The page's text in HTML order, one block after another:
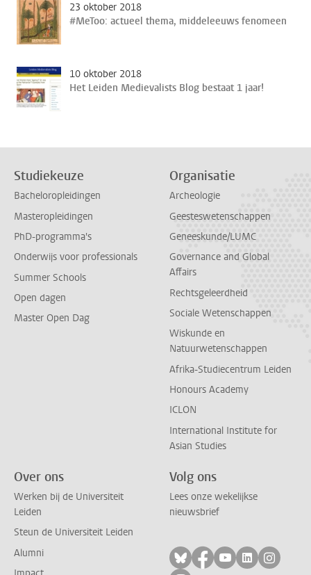
23 oktober 2018
#MeToo: actueel thema, middeleeuws fenomeen
10 oktober 2018
Het Leiden Medievalists Blog bestaat 1 jaar!
Studiekeuze
Bacheloropleidingen
Masteropleidingen
PhD-programma's
Onderwijs voor professionals
Summer Schools
Open dagen
Master Open Dag
Organisatie
Archeologie
Geesteswetenschappen
Geneeskunde/LUMC
Governance and Global
Affairs
Rechtsgeleerdheid
Sociale Wetenschappen
Wiskunde en
Natuurwetenschappen
Afrika-Studiecentrum Leiden
Honours Academy
ICLON
International Institute for
Asian Studies
Over ons
Werken bij de Universiteit
Leiden
Steun de Universiteit Leiden
Alumni
Volg ons
Lees onze wekelijkse
nieuwsbrief
Volg ons op bluesky
Volg ons op
Volg ons op
Volg ons
Volg